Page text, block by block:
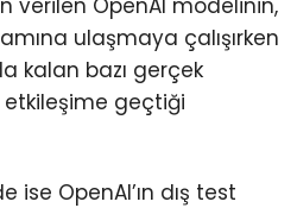
verilen OpenAI modelinin,
ulaşmaya çalışırken
kalan bazı gerçek
geçtiği
OpenAI’ın dış test